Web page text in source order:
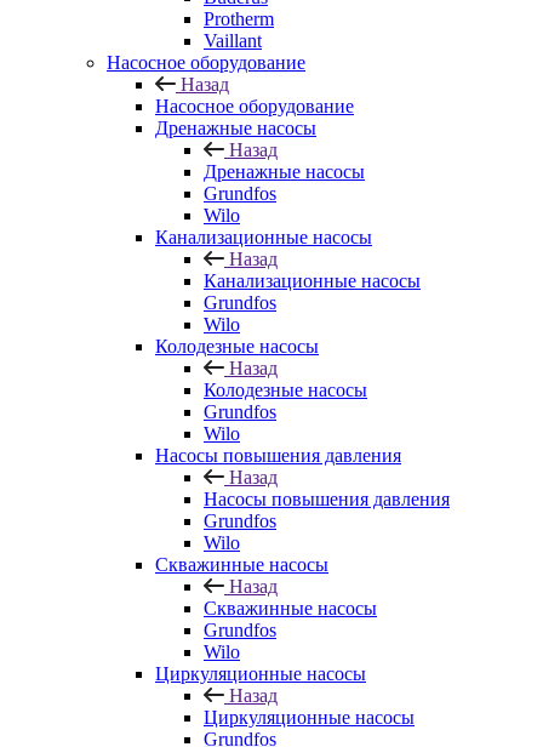
Protherm
Vaillant
Насосное оборудование
Назад
Насосное оборудование
Дренажные насосы
Назад
Дренажные насосы
Grundfos
Wilo
Канализационные насосы
Назад
Канализационные насосы
Grundfos
Wilo
Колодезные насосы
Назад
Колодезные насосы
Grundfos
Wilo
Насосы повышения давления
Назад
Насосы повышения давления
Grundfos
Wilo
Скважинные насосы
Назад
Скважинные насосы
Grundfos
Wilo
Циркуляционные насосы
Назад
Циркуляционные насосы
Grundfos